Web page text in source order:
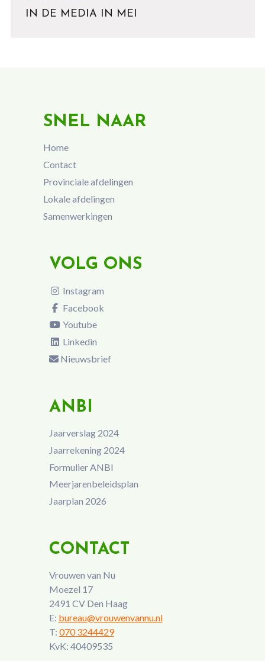
IN DE MEDIA IN MEI
SNEL NAAR
Home
Contact
Provinciale afdelingen
Lokale afdelingen
Samenwerkingen
VOLG ONS
Instagram
Facebook
Youtube
Linkedin
Nieuwsbrief
ANBI
Jaarverslag 2024
Jaarrekening 2024
Formulier ANBI
Meerjarenbeleidsplan
Jaarplan 2026
CONTACT
Vrouwen van Nu
Moezel 17
2491 CV Den Haag
E: bureau@vrouwenvannu.nl
T: 070 3244429
KvK: 40409535